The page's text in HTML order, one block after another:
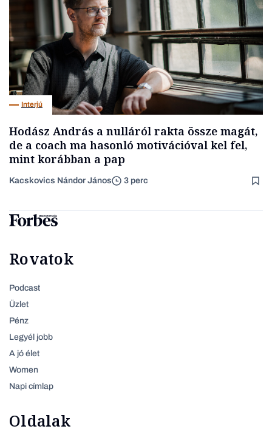
Interjú
Hodász András a nulláról rakta össze magát,
de a coach ma hasonló motivációval kel fel,
mint korábban a pap
Kacskovics Nándor János 3 perc
Rovatok
Podcast
Üzlet
Pénz
Legyél jobb
A jó élet
Women
Napi címlap
Oldalak